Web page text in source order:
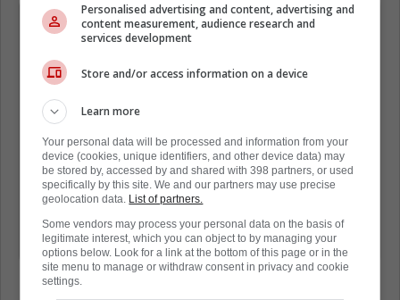
« Ivan Demidov était présent sur la
glace et a participé normalement à
l'entraînement.
Les Canadiens ont décidé de ne pas le
faire jouer lors des dernières minutes
du match de mardi par mesure de
précaution. »
- Marco D'Amico
Personalised advertising and content, advertising and
content measurement, audience research and
services development
Store and/or access information on a device
Learn more
Your personal data will be processed and information from your
device (cookies, unique identifiers, and other device data) may
be stored by, accessed by and shared with 398 partners, or used
specifically by this site. We and our partners may use precise
geolocation data. List of partners.
Some vendors may process your personal data on the basis of
legitimate interest, which you can object to by managing your
options below. Look for a link at the bottom of this page or in the
site menu to manage or withdraw consent in privacy and cookie
settings.